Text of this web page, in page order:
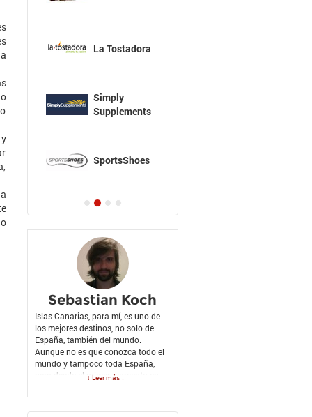
La Tostadora
Simply
Supplements
SportsShoes
Sebastian Koch
Islas Canarias, para mí, es uno de
los mejores destinos, no solo de
España, también del mundo.
Aunque no es que conozca todo el
mundo y tampoco toda España,
pero desde el primer momento en
enamorado de este territorio tan
hermoso. Lo malo es que no
↓ Leer más ↓